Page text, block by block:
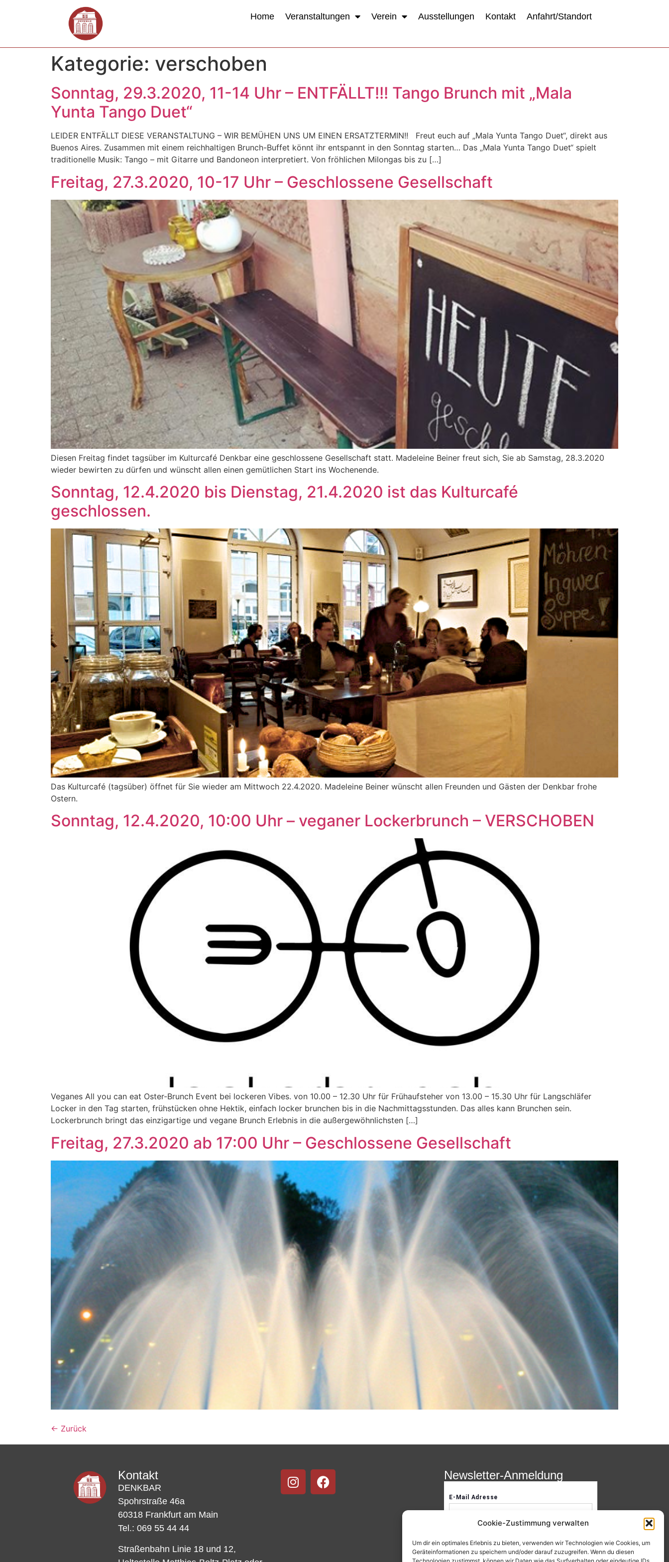
Cookie-Zustimmung verwalten
Um dir ein optimales Erlebnis zu bieten, verwenden wir Technologien wie Cookies, um
Geräteinformationen zu speichern und/oder darauf zuzugreifen. Wenn du diesen
Home Veranstaltungen Verein Ausstellungen Kontakt Anfahrt/Standort
Kategorie: verschoben
Sonntag, 29.3.2020, 11-14 Uhr – ENTFÄLLT!!! Tango Brunch mit „Mala
Yunta Tango Duet“
LEIDER ENTFÄLLT DIESE VERANSTALTUNG – WIR BEMÜHEN UNS UM EINEN ERSATZTERMIN!! Freut euch auf „Mala Yunta Tango Duet“, direkt aus
Buenos Aires. Zusammen mit einem reichhaltigen Brunch-Buffet könnt ihr entspannt in den Sonntag starten… Das „Mala Yunta Tango Duet“ spielt
traditionelle Musik: Tango – mit Gitarre und Bandoneon interpretiert. Von fröhlichen Milongas bis zu […]
Freitag, 27.3.2020, 10-17 Uhr – Geschlossene Gesellschaft
Diesen Freitag findet tagsüber im Kulturcafé Denkbar eine geschlossene Gesellschaft statt. Madeleine Beiner freut sich, Sie ab Samstag, 28.3.2020
wieder bewirten zu dürfen und wünscht allen einen gemütlichen Start ins Wochenende.
Sonntag, 12.4.2020 bis Dienstag, 21.4.2020 ist das Kulturcafé
geschlossen.
Das Kulturcafé (tagsüber) öffnet für Sie wieder am Mittwoch 22.4.2020. Madeleine Beiner wünscht allen Freunden und Gästen der Denkbar frohe
Ostern.
Sonntag, 12.4.2020, 10:00 Uhr – veganer Lockerbrunch – VERSCHOBEN
Veganes All you can eat Oster-Brunch Event bei lockeren Vibes. von 10.00 – 12.30 Uhr für Frühaufsteher von 13.00 – 15.30 Uhr für Langschläfer
Locker in den Tag starten, frühstücken ohne Hektik, einfach locker brunchen bis in die Nachmittagsstunden. Das alles kann Brunchen sein.
Lockerbrunch bringt das einzigartige und vegane Brunch Erlebnis in die außergewöhnlichsten […]
Freitag, 27.3.2020 ab 17:00 Uhr – Geschlossene Gesellschaft
← Zurück
Kontakt
DENKBAR
Spohrstraße 46a
60318 Frankfurt am Main
Tel.: 069 55 44 44
Straßenbahn Linie 18 und 12,
Newsletter-Anmeldung